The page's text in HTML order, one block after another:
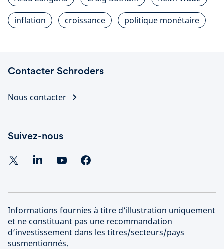
inflation
croissance politique monétaire
Contacter Schroders
Nous contacter
Suivez-nous
Informations fournies à titre d’illustration uniquement
et ne constituant pas une recommandation
d’investissement dans les titres/secteurs/pays
susmentionnés.